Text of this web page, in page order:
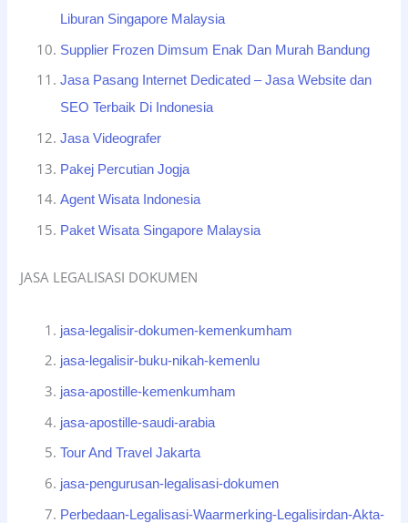
Liburan Singapore Malaysia
Supplier Frozen Dimsum Enak Dan Murah Bandung
Jasa Pasang Internet Dedicated – Jasa Website dan
SEO Terbaik Di Indonesia
Jasa Videografer
Pakej Percutian Jogja
Agent Wisata Indonesia
Paket Wisata Singapore Malaysia
JASA LEGALISASI DOKUMEN
jasa-legalisir-dokumen-kemenkumham
jasa-legalisir-buku-nikah-kemenlu
jasa-apostille-kemenkumham
jasa-apostille-saudi-arabia
Tour And Travel Jakarta
jasa-pengurusan-legalisasi-dokumen
Perbedaan-Legalisasi-Waarmerking-Legalisirdan-Akta-